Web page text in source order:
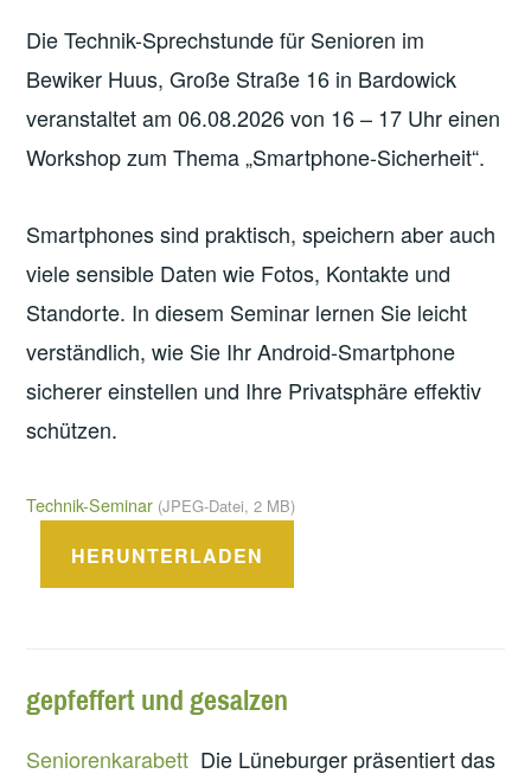
Die Technik-Sprechstunde für Senioren im
Bewiker Huus, Große Straße 16 in Bardowick
veranstaltet am 06.08.2026 von 16 – 17 Uhr einen
Workshop zum Thema „Smartphone-Sicherheit“.
Smartphones sind praktisch, speichern aber auch
viele sensible Daten wie Fotos, Kontakte und
Standorte. In diesem Seminar lernen Sie leicht
verständlich, wie Sie Ihr Android-Smartphone
sicherer einstellen und Ihre Privatsphäre effektiv
schützen.
Technik-Seminar (JPEG-Datei, 2 MB)
HERUNTERLADEN
gepfeffert und gesalzen
Seniorenkarabett Die Lüneburger präsentiert das